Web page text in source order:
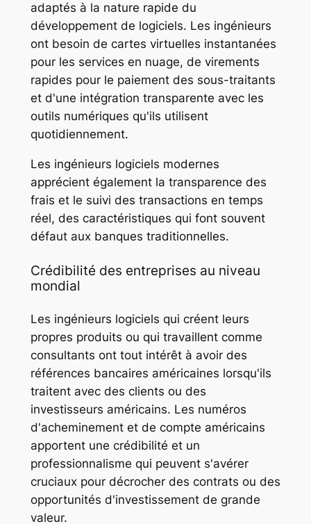
adaptés à la nature rapide du
développement de logiciels. Les ingénieurs
ont besoin de cartes virtuelles instantanées
pour les services en nuage, de virements
rapides pour le paiement des sous-traitants
et d'une intégration transparente avec les
outils numériques qu'ils utilisent
quotidiennement.
Les ingénieurs logiciels modernes
apprécient également la transparence des
frais et le suivi des transactions en temps
réel, des caractéristiques qui font souvent
défaut aux banques traditionnelles.
Crédibilité des entreprises au niveau
mondial
Les ingénieurs logiciels qui créent leurs
propres produits ou qui travaillent comme
consultants ont tout intérêt à avoir des
références bancaires américaines lorsqu'ils
traitent avec des clients ou des
investisseurs américains. Les numéros
d'acheminement et de compte américains
apportent une crédibilité et un
professionnalisme qui peuvent s'avérer
cruciaux pour décrocher des contrats ou des
opportunités d'investissement de grande
valeur.